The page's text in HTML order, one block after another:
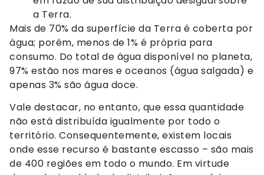
a Terra.
Mais de 70% da superfície da Terra é coberta por
água; porém, menos de 1% é própria para
consumo. Do total de água disponível no planeta,
97% estão nos mares e oceanos (água salgada) e
apenas 3% são água doce.
Vale destacar, no entanto, que essa quantidade
não está distribuída igualmente por todo o
território. Consequentemente, existem locais
onde esse recurso é bastante escasso – são mais
de 400 regiões em todo o mundo. Em virtude